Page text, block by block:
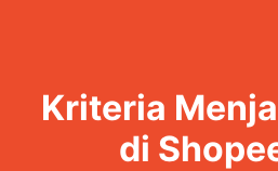
Kriteria
di